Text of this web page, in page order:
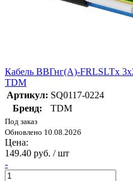
Кабель ВВГнг(А)-FRLSLTx
TDM
Артикул: SQ0117-0224
Бренд:
TDM
Под заказ
Обновлено 10.08.2026
Цена:
149.40 руб. / шт
-